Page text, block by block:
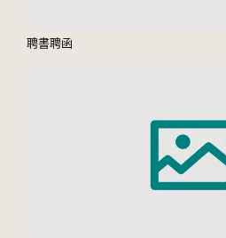
聘書聘函